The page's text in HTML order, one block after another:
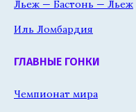
Льеж — Бастонь — Льеж
Иль Ломбардия
ГЛАВНЫЕ ГОНКИ
Чемпионат мира